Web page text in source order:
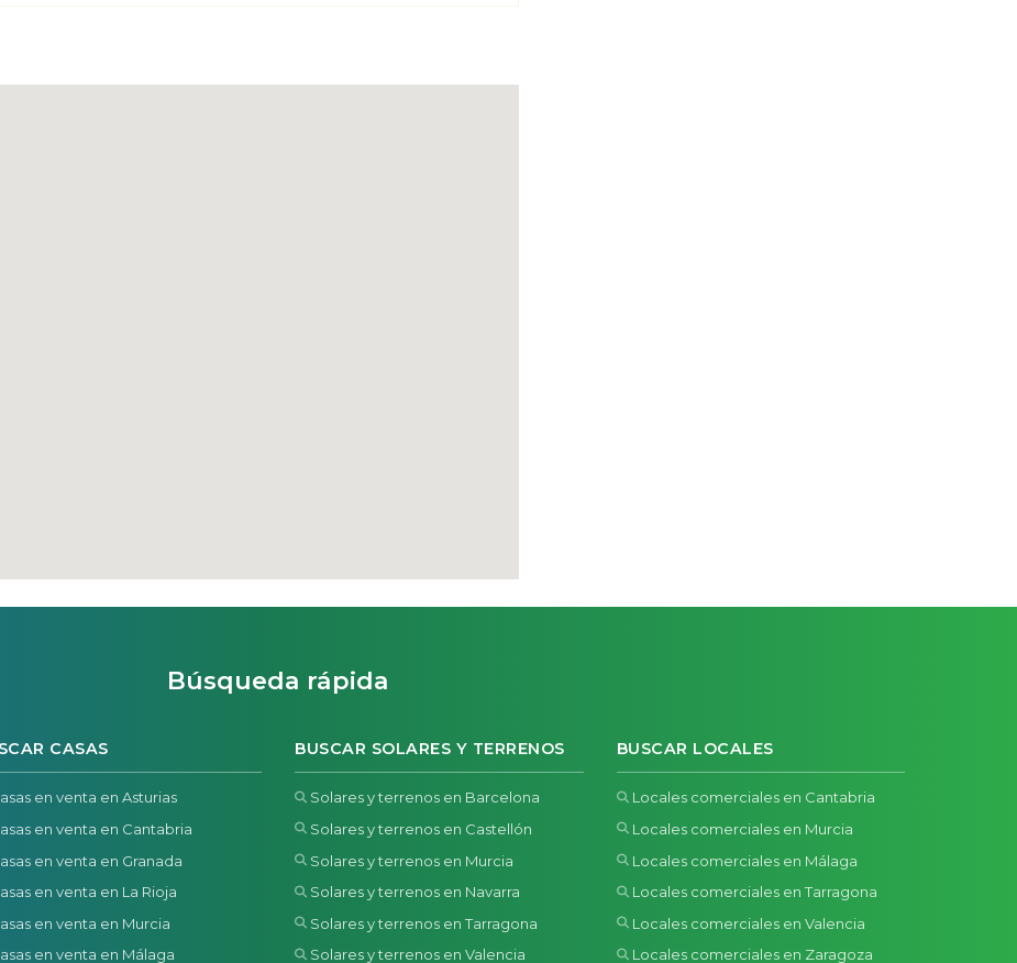
Búsqueda rápida
CASAS
en venta en Asturias
en venta en Cantabria
en venta en Granada
en venta en La Rioja
en venta en Murcia
en venta en Málaga
BUSCAR SOLARES Y TERRENOS
Solares y terrenos en Barcelona
Solares y terrenos en Castellón
Solares y terrenos en Murcia
Solares y terrenos en Navarra
Solares y terrenos en Tarragona
Solares y terrenos en Valencia
BUSCAR LOCALES
Locales comerciales en Cantabria
Locales comerciales en Murcia
Locales comerciales en Málaga
Locales comerciales en Tarragona
Locales comerciales en Valencia
Locales comerciales en Zaragoza